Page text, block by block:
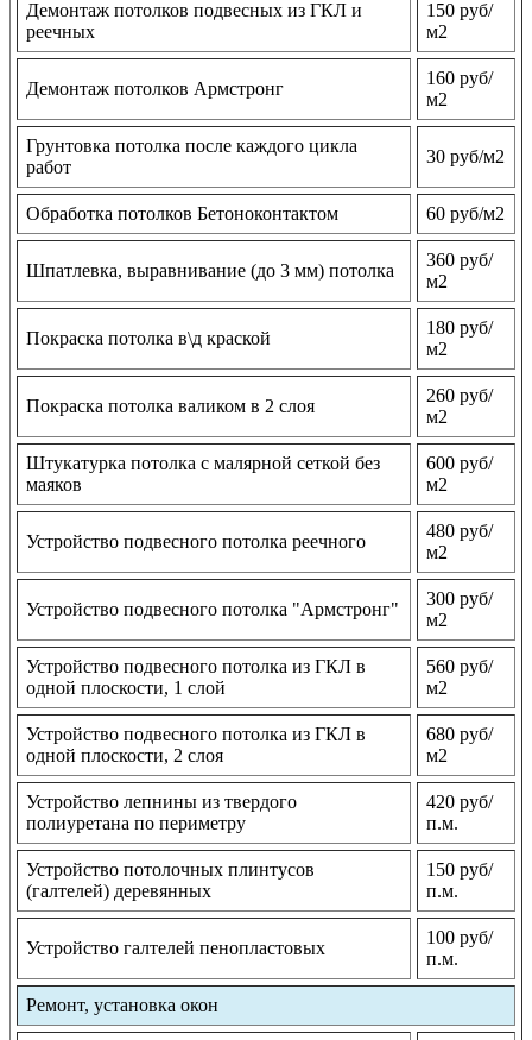
Демонтаж потолков подвесных из ГКЛ и
реечных
150 руб/
м2
Демонтаж потолков Армстронг
160 руб/
м2
Грунтовка потолка после каждого цикла
работ
30 руб/м2
Обработка потолков Бетоноконтактом 60 руб/м2
Шпатлевка, выравнивание (до 3 мм) потолка
360 руб/
м2
Покраска потолка в\д краской
180 руб/
м2
Покраска потолка валиком в 2 слоя
260 руб/
м2
Штукатурка потолка с малярной сеткой без
маяков
600 руб/
м2
Устройство подвесного потолка реечного
480 руб/
м2
Устройство подвесного потолка "Армстронг"
300 руб/
м2
Устройство подвесного потолка из ГКЛ в
одной плоскости, 1 слой
560 руб/
м2
Устройство подвесного потолка из ГКЛ в
одной плоскости, 2 слоя
680 руб/
м2
Устройство лепнины из твердого
полиуретана по периметру
420 руб/
п.м.
Устройство потолочных плинтусов
(галтелей) деревянных
150 руб/
п.м.
Устройство галтелей пенопластовых
100 руб/
п.м.
Ремонт, установка окон